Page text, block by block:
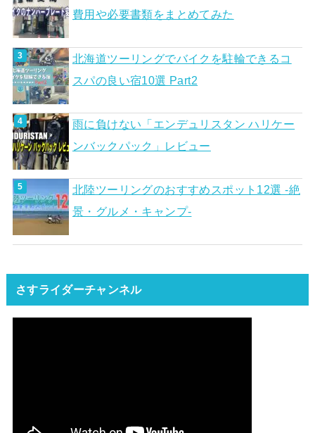
費用や必要書類をまとめてみた
北海道ツーリングでバイクを駐輪できるコ
スパの良い宿10選 Part2
雨に負けない「エンデュリスタン ハリケー
ンバックパック」レビュー
北陸ツーリングのおすすめスポット12選 -絶
景・グルメ・キャンプ-
さすライダーチャンネル